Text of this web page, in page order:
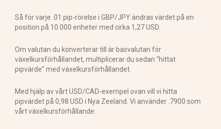
Så för varje .01 pip-rörelse i GBP/JPY ändras värdet på en
position på 10 000 enheter med cirka 1,27 USD.
Om valutan du konverterar till är basvalutan för
växelkursförhållandet, multiplicerar du sedan “hittat
pipvärde” med växelkursförhållandet.
Med hjälp av vårt USD/CAD-exempel ovan vill vi hitta
pipvärdet på 0,98 USD i Nya Zeeland. Vi använder .7900 som
vårt växelkursförhållande: